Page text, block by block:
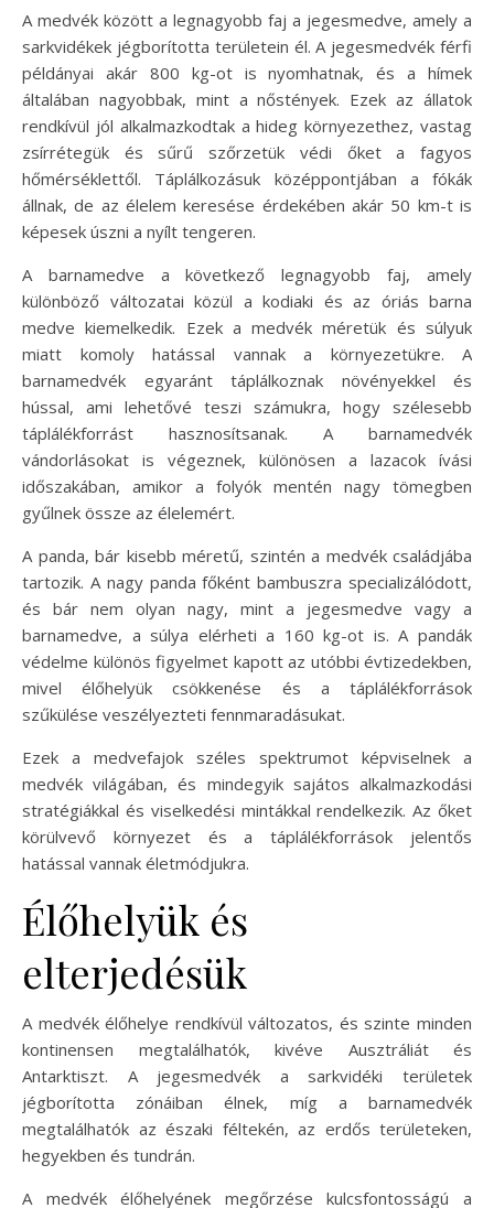
A medvék között a legnagyobb faj a jegesmedve, amely a
sarkvidékek jégborította területein él. A jegesmedvék férfi
példányai akár 800 kg-ot is nyomhatnak, és a hímek
általában nagyobbak, mint a nőstények. Ezek az állatok
rendkívül jól alkalmazkodtak a hideg környezethez, vastag
zsírrétegük és sűrű szőrzetük védi őket a fagyos
hőmérséklettől. Táplálkozásuk középpontjában a fókák
állnak, de az élelem keresése érdekében akár 50 km-t is
képesek úszni a nyílt tengeren.
A barnamedve a következő legnagyobb faj, amely
különböző változatai közül a kodiaki és az óriás barna
medve kiemelkedik. Ezek a medvék méretük és súlyuk
miatt komoly hatással vannak a környezetükre. A
barnamedvék egyaránt táplálkoznak növényekkel és
hússal, ami lehetővé teszi számukra, hogy szélesebb
táplálékforrást hasznosítsanak. A barnamedvék
vándorlásokat is végeznek, különösen a lazacok ívási
időszakában, amikor a folyók mentén nagy tömegben
gyűlnek össze az élelemért.
A panda, bár kisebb méretű, szintén a medvék családjába
tartozik. A nagy panda főként bambuszra specializálódott,
és bár nem olyan nagy, mint a jegesmedve vagy a
barnamedve, a súlya elérheti a 160 kg-ot is. A pandák
védelme különös figyelmet kapott az utóbbi évtizedekben,
mivel élőhelyük csökkenése és a táplálékforrások
szűkülése veszélyezteti fennmaradásukat.
Ezek a medvefajok széles spektrumot képviselnek a
medvék világában, és mindegyik sajátos alkalmazkodási
stratégiákkal és viselkedési mintákkal rendelkezik. Az őket
körülvevő környezet és a táplálékforrások jelentős
hatással vannak életmódjukra.
Élőhelyük és
elterjedésük
A medvék élőhelye rendkívül változatos, és szinte minden
kontinensen megtalálhatók, kivéve Ausztráliát és
Antarktiszt. A jegesmedvék a sarkvidéki területek
jégborította zónáiban élnek, míg a barnamedvék
megtalálhatók az északi féltekén, az erdős területeken,
hegyekben és tundrán.
A medvék élőhelyének megőrzése kulcsfontosságú a